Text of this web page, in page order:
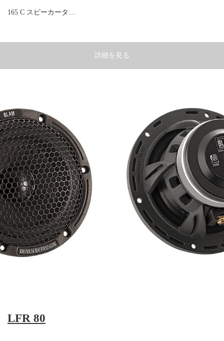
165 C スピーカータ…
詳細を見る
LFR 80